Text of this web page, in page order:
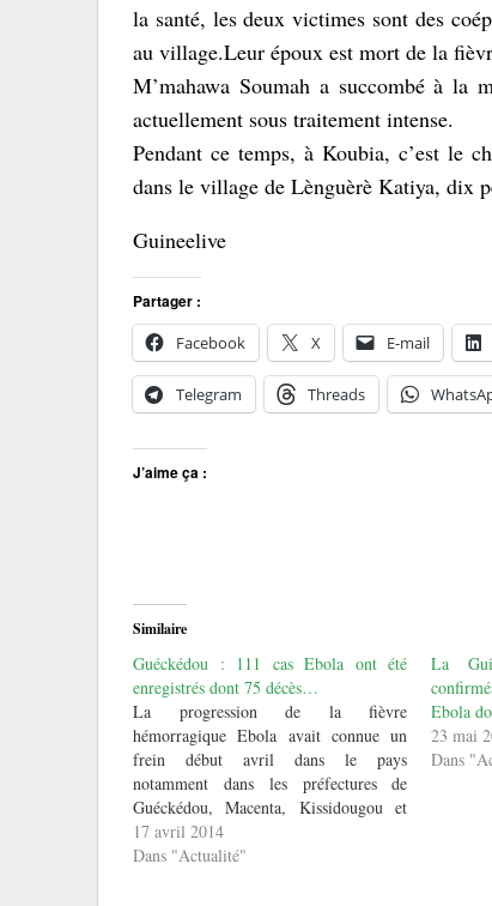
la santé, les deux victimes sont des
au village.Leur époux est mort de la
M’mahawa Soumah a succombé à la
actuellement sous traitement intense.
Pendant ce temps, à Koubia, c’est le
dans le village de Lènguèrè Katiya, dix
Guineelive
Partager :
Facebook
X E-mail
Telegram Threads
J’aime ça :
Similaire
Guéckédou : 111 cas Ebola ont été
enregistrés dont 75 décès…
La progression de la fièvre
hémorragique Ebola avait connue un
frein début avril dans le pays
notamment dans les préfectures de
Guéckédou, Macenta, Kissidougou et
dans la capitale Conakry. Mais pas pour
longtemps puisque 11 nouveaux cas ont
17 avril 2014
Dans "Actualité"
La
Ebola
23 mai
Dans